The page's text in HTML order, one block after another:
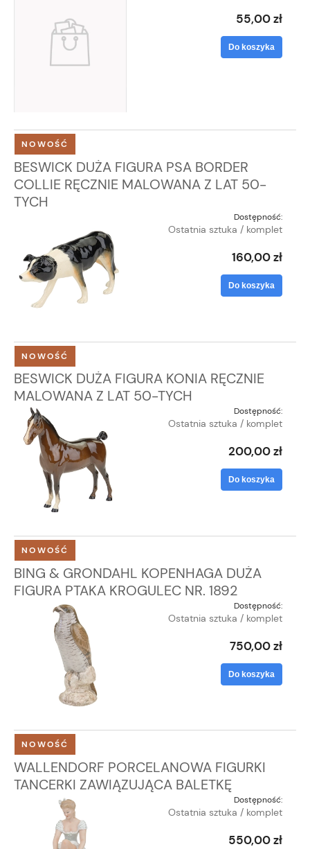
55,00 zł
Do koszyka
BESWICK DUŻA FIGURA PSA BORDER
COLLIE RĘCZNIE MALOWANA Z LAT 50-
TYCH
Dostępność:
Ostatnia sztuka / komplet
160,00 zł
Do koszyka
NOWOŚĆ
BESWICK DUŻA FIGURA KONIA RĘCZNIE
MALOWANA Z LAT 50-TYCH
Dostępność:
Ostatnia sztuka / komplet
200,00 zł
Do koszyka
NOWOŚĆ
BING & GRONDAHL KOPENHAGA DUŻA
FIGURA PTAKA KROGULEC NR. 1892
Dostępność:
Ostatnia sztuka / komplet
750,00 zł
Do koszyka
NOWOŚĆ
WALLENDORF PORCELANOWA FIGURKI
TANCERKI ZAWIĄZUJĄCA BALETKĘ
Dostępność:
Ostatnia sztuka / komplet
550,00 zł
NOWOŚĆ